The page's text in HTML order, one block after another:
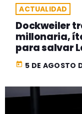
ACTUALIDAD
Dockweiler
millonaria,
para salvar
today 5 DE AGOSTO